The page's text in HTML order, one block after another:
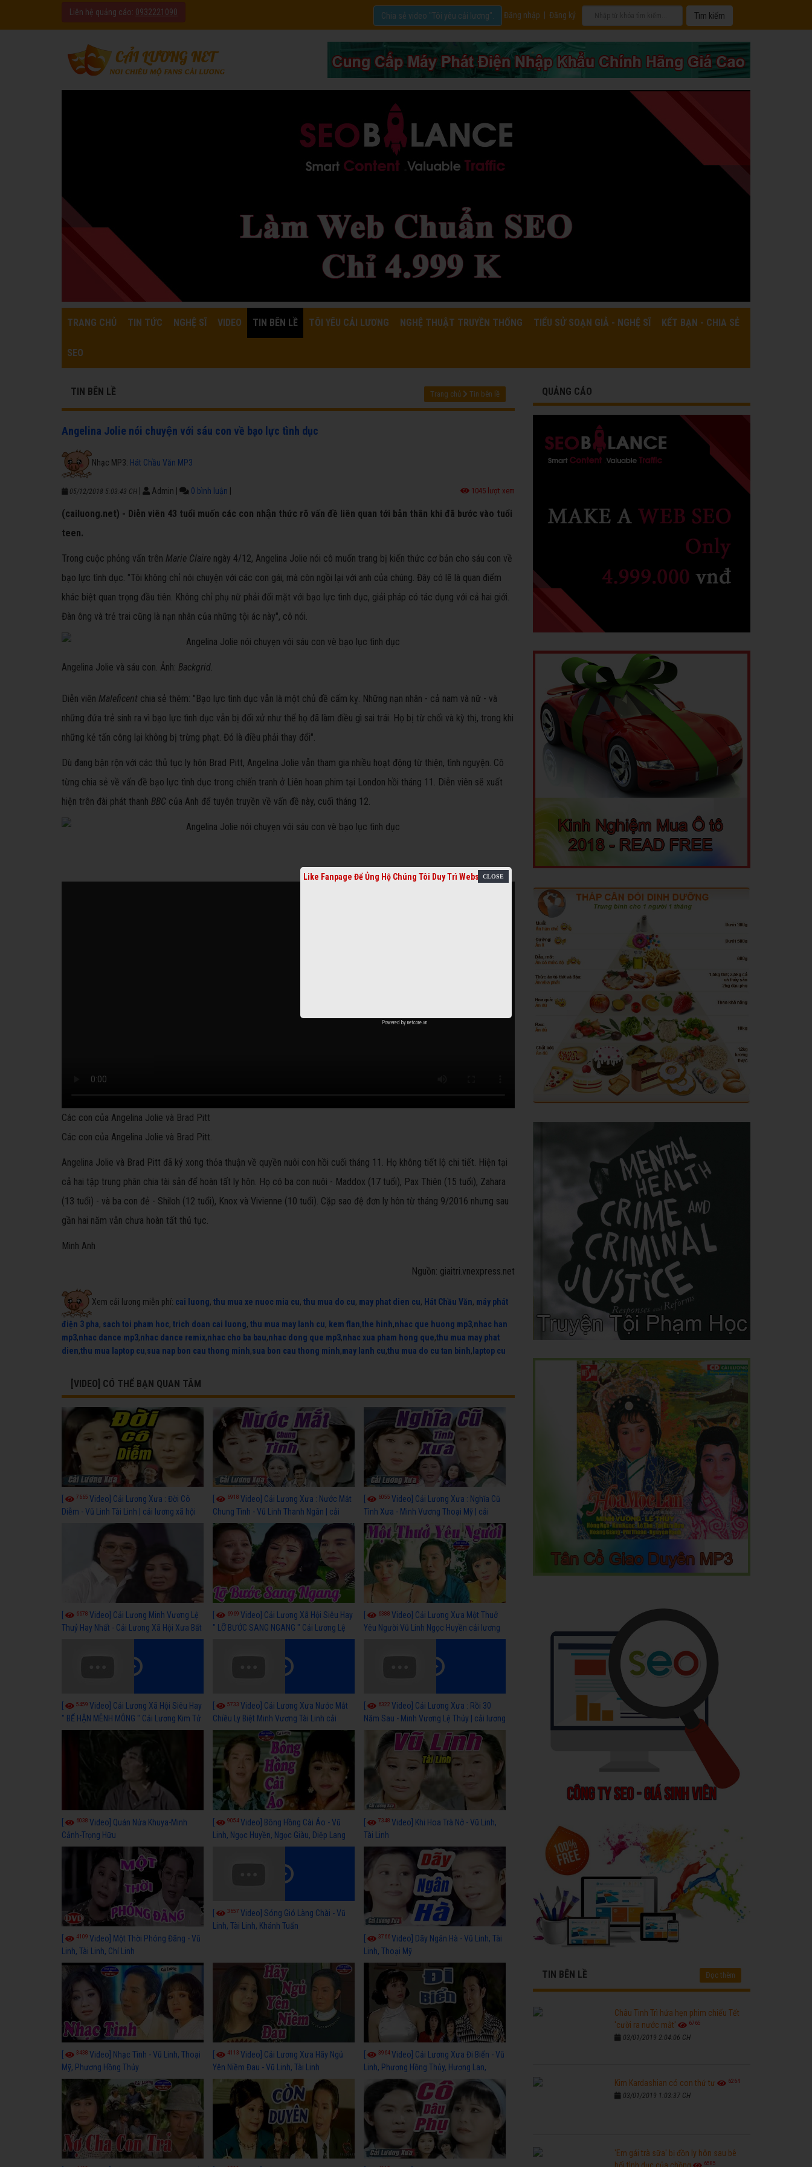
Liên hệ quảng cáo: 0932221090 Đăng nhập Đăng ký
Chia sẻ video "Tôi yêu cải lương".
TRANG CHỦ TIN TỨC NGHỆ SĨ VIDEO TIN BÊN LỀ TÔI YÊU CẢI LƯƠNG NGHỆ THUẬT TRUYỀN THỐNG TIỂU SỬ SOẠN GIẢ - NGHỆ SĨ KẾT BẠN - CHIA SẺ
SEO
TIN BÊN LỀ Trang chủ Tin bên lề
Angelina Jolie nói chuyện với sáu con về bạo lực tình dục
Nhạc MP3: Hát Chầu Văn MP3
05/12/2018 5:03:43 CH Admin 0 bình luận 1045 lượt xem
(cailuong.net) - Diễn viên 43 tuổi muốn các con nhận thức rõ vấn đề liên quan tới bản thân khi đã bước vào tuổi
teen.
Trong cuộc phỏng vấn trên Marie Claire ngày 4/12, Angelina Jolie nói cô muốn trang bị kiến thức cơ bản cho sáu con về
bạo lực tình dục. "Tôi không chỉ nói chuyện với các con gái, mà còn ngồi lại với anh của chúng. Đây có lẽ là quan điểm
khác biệt quan trọng đầu tiên. Không chỉ phụ nữ phải đối mặt với bạo lực tình dục, giải pháp có tác dụng với cả hai giới.
Đàn ông và trẻ trai cũng là nạn nhân của những tội ác này", cô nói.
Angelina Jolie và sáu con. Ảnh: Backgrid.
Diễn viên Maleficent chia sẻ thêm: "Bạo lực tình dục vẫn là một chủ đề cấm kỵ. Những nạn nhân - cả nam và nữ - và
những đứa trẻ sinh ra vì bạo lực tình dục vẫn bị đối xử như thể họ đã làm điều gì sai trái. Họ bị từ chối và kỳ thị, trong khi
những kẻ tấn công lại không bị trừng phạt. Đó là điều phải thay đổi".
Dù đang bận rộn với các thủ tục ly hôn Brad Pitt, Angelina Jolie vẫn tham gia nhiều hoạt động từ thiện, tình nguyện. Cô
từng chia sẻ về vấn đề bạo lực tình dục trong chiến tranh ở Liên hoan phim tại London hồi tháng 11. Diễn viên sẽ xuất
hiện trên đài phát thanh BBC của Anh để tuyên truyền về vấn đề này, cuối tháng 12.
Các con của Angelina Jolie và Brad Pitt
Các con của Angelina Jolie và Brad Pitt.
Angelina Jolie và Brad Pitt đã ký xong thỏa thuận về quyền nuôi con hồi cuối tháng 11. Họ không tiết lộ chi tiết. Hiện tại
cả hai tập trung phân chia tài sản để hoàn tất ly hôn. Họ có ba con nuôi - Maddox (17 tuổi), Pax Thiên (15 tuổi), Zahara
(13 tuổi) - và ba con đẻ - Shiloh (12 tuổi), Knox và Vivienne (10 tuổi). Cặp sao đệ đơn ly hôn từ tháng 9/2016 nhưng sau
gần hai năm vẫn chưa hoàn tất thủ tục.
Minh Anh
Nguồn: giaitri.vnexpress.net
Xem cải lương miễn phí: cai luong, thu mua xe nuoc mia cu, thu mua do cu, may phat dien cu, Hát Chầu Văn, máy phát
điện 3 pha, sach toi pham hoc, trich doan cai luong, thu mua may lanh cu, kem flan,the hinh,nhac que huong mp3,nhac han
mp3,nhac dance mp3,nhac dance remix,nhac cho ba bau,nhac dong que mp3,nhac xua pham hong que,thu mua may phat
dien,thu mua laptop cu,sua nap bon cau thong minh,sua bon cau thong minh,may lanh cu,thu mua do cu tan binh, laptop cu
[VIDEO] CÓ THỂ BẠN QUAN TÂM
7665 Video] Cải Lương Xưa : Đời Cô
Diễm - Vũ Linh Tài Linh | cải lương xã hội
6918 Video] Cải Lương Xưa : Nước Mắt
Chung Tình - Vũ Linh Thanh Ngân | cải
lương xã hội hay nhất
6055 Video] Cải Lương Xưa : Nghĩa Cũ
Tình Xưa - Minh Vương Thoại Mỹ | cải
lương xã hội hay nhất
6678 Video] Cải Lương Minh Vương Lệ
Thuỷ Hay Nhất - Cải Lương Xã Hội Xưa Bất
6969 Video] Cải Lương Xã Hội Siêu Hay
" LỠ BƯỚC SANG NGANG " Cải Lương Lệ
Thuỷ, Thanh Tuấn, Hồng Nga
6388 Video] Cải Lương Xưa Một Thuở
Yêu Người Vũ Linh Ngọc Huyền cải lương
5459 Video] Cải Lương Xã Hội Siêu Hay
" BỂ HẬN MÊNH MÔNG " Cải Lương Kim Tử
Long, Thanh Ngân Hay Nhất
5733 Video] Cải Lương Xưa Nước Mắt
Chiều Ly Biệt Minh Vương Tài Linh cải
lương xã hội hay nhất
6322 Video] Cải Lương Xưa : Rồi 30
Năm Sau - Minh Vương Lệ Thủy | cải lương
xã hội hay nhất
[ 6038 Video] Quán Nửa Khuya-Minh
Cảnh-Trọng Hữu
[ 9054Video] Bông Hồng Cài Áo - Vũ
Linh, Ngọc Huyền, Ngọc Giàu, Diệp Lang
[ 7348 Video] Khi Hoa Trà Nở - Vũ Linh,
Tài Linh
4109 Video] Một Thời Phóng Đãng - Vũ
Linh, Tài Linh, Chí Linh
[ 3657 Video] Sóng Gió Làng Chài - Vũ
Linh, Tài Linh, Khánh Tuấn
3766Video] Dãy Ngân Hà - Vũ Linh, Tài
Linh, Thoại Mỹ
3438 Video] Nhạc Tình - Vũ Linh, Thoại
Mỹ, Phương Hồng Thủy
4113 Video] Cải Lương Xưa Hãy Ngủ
Yên Niềm Đau - Vũ Linh, Tài Linh
3964Video] Cải Lương Xưa Đi Biển - Vũ
Linh, Phương Hồng Thủy, Hương Lan,
Thanh Hằng
QUẢNG CÁO
TIN BÊN LỀ Đọc thêm
Châu Tinh Trì hứa hẹn phim chiếu Tết
'cười ra nước mắt'
6765
03/01/2019 2:04:06 CH
Kim Kardashian có con thứ tư 6264
03/01/2019 1:03:37 CH
'Em gái trà sữa' bị đồn ly hôn sau bê
6585
Like Fanpage Để Ủng Hộ Chúng Tôi Duy Trì Website
Powered by netcore.vn